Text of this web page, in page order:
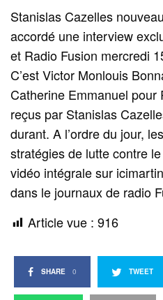
Stanislas Cazelles
accordé une interview
et Radio Fusion mercredi
C’est Victor Monlouis
Catherine Emmanuel pour
reçus par Stanislas
durant. A l’ordre du jour,
stratégies de lutte contre
vidéo intégrale sur
dans le journaux de radio
Article vue : 916
SHARE 0 TWEET